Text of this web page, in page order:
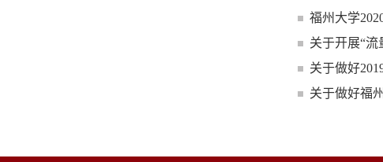
福州大学
关于开展“
关于做好
关于做好福